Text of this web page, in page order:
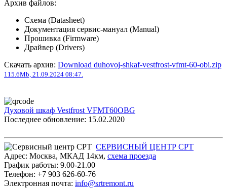
Архив файлов:
Схема (Datasheet)
Документация сервис-мануал (Manual)
Прошивка (Firmware)
Драйвер (Drivers)
Скачать архив: Download duhovoj-shkaf-vestfrost-vfmt-60-obi.zip
115.6Mb, 21.09.2024 08:47.
Духовой шкаф Vestfrost VFMT60OBG
Последнее обновление: 15.02.2020
СЕРВИСНЫЙ ЦЕНТР СРТ
Адрес: Москва, МКАД 14км, cхема проезда
График работы: 9.00-21.00
Телефон: +7 903 626-60-76
Электронная почта: info@srtremont.ru